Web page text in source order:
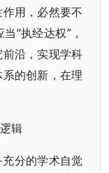
用，必然要不
“执经达权”，
沿，实现学科
的创新，在理
辑
分的学术自觉